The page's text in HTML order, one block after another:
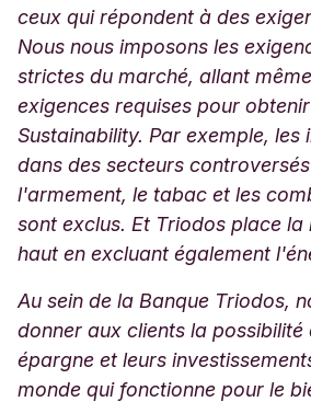
ceux qui répondent à des
Nous nous imposons les
strictes du marché, allant
exigences requises pour
Sustainability. Par exemple, les
dans des secteurs
l'armement, le tabac et les
sont exclus. Et Triodos place
haut en excluant également
Au sein de la Banque Triodos,
donner aux clients la possibilité
épargne et leurs
monde qui fonctionne pour le